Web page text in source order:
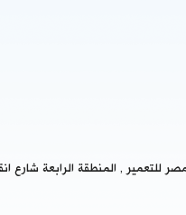
مصر للتعمير , المنطقة الرابعة شارع